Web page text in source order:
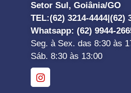
Setor Sul, Goiânia/GO
TEL:(62) 3214-4444| (62)
Whatsapp: (62) 9944-
Seg. à Sex. das 8:30 às
Sáb. 8:30 às 13:00